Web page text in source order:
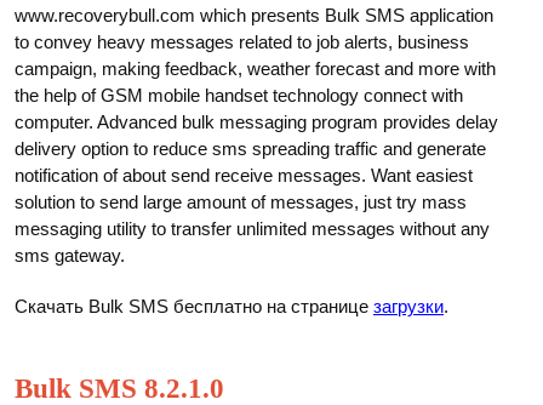
www.recoverybull.com which presents Bulk SMS application
to convey heavy messages related to job alerts, business
campaign, making feedback, weather forecast and more with
the help of GSM mobile handset technology connect with
computer. Advanced bulk messaging program provides delay
delivery option to reduce sms spreading traffic and generate
notification of about send receive messages. Want easiest
solution to send large amount of messages, just try mass
messaging utility to transfer unlimited messages without any
sms gateway.
Скачать Bulk SMS бесплатно на странице загрузки.
Bulk SMS 8.2.1.0